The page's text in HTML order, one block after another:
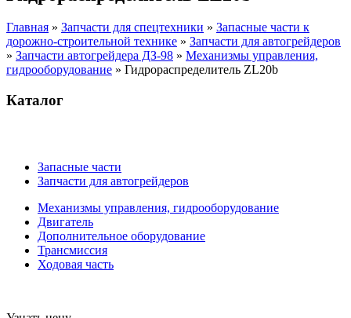
Главная » Запчасти для спецтехники » Запасные части к
дорожно-строительной технике » Запчасти для автогрейдеров
» Запчасти автогрейдера ДЗ-98 » Механизмы управления,
гидрооборудование » Гидрораспределитель ZL20b
Каталог
Запасные части
Запчасти для автогрейдеров
Механизмы управления, гидрооборудование
Двигатель
Дополнительное оборудование
Трансмиссия
Ходовая часть